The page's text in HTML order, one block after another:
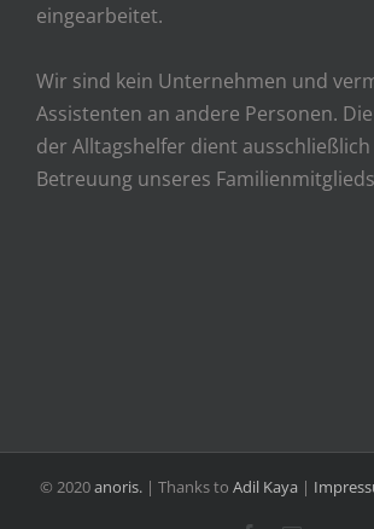
eingearbeitet.
Wir sind kein Unternehmen und
Assistenten an andere Personen.
der Alltagshelfer dient
Betreuung unseres
© 2020anoris.| Thanks to Adil Kaya |